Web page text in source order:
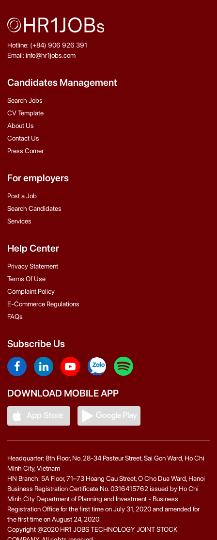
Hotline: (+84) 906 926 391
Email: info@hr1jobs.com
Candidates Management
Search Jobs
CV Template
About Us
Contact Us
Press Corner
For employers
Post a Job
Search Candidates
Services
Help Center
Privacy Statement
Terms Of Use
Complaint Policy
E-Commerce Regulations
FAQs
Subscribe Us
DOWNLOAD MOBILE APP
Headquarter: 8th Floor, No. 28-34 Pasteur Street, Sai Gon Ward, Ho Chi
Minh City, Vietnam
HN Branch: 5A Floor, 71–73 Hoang Cau Street, O Cho Dua Ward, Hanoi
Business Registration Certificate No. 0316415762 issued by Ho Chi
Minh City Department of Planning and Investment - Business
Registration Office for the first time on July 31, 2020 and amended for
the first time on August 24, 2020.
Copyright @2020 HR1 JOBS TECHNOLOGY JOINT STOCK